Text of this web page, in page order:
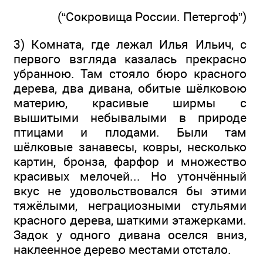
(“Сокровища России. Петергоф”)
3) Комната, где лежал Илья Ильич, с
первого взгляда казалась прекрасно
убранною. Там стояло бюро красного
дерева, два дивана, обитые шёлковою
материю, красивые ширмы с
вышитыми небывалыми в природе
птицами и плодами. Были там
шёлковые занавесы, ковры, несколько
картин, бронза, фарфор и множество
красивых мелочей... Но утончённый
вкус не удовольствовался бы этими
тяжёлыми, неграциозными стульями
красного дерева, шаткими этажерками.
Задок у одного дивана оселся вниз,
наклеенное дерево местами отстало.